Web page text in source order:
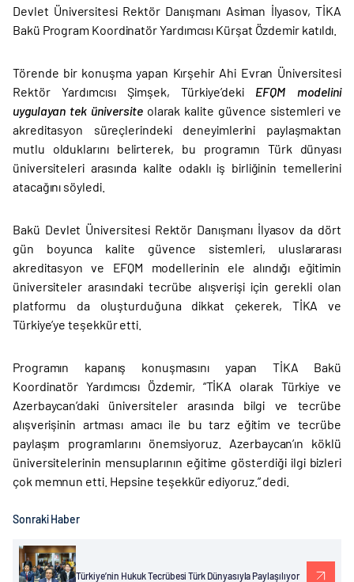
Devlet Üniversitesi Rektör Danışmanı Asiman İlyasov, TİKA
Bakü Program Koordinatör Yardımcısı Kürşat Özdemir katıldı.
Törende bir konuşma yapan Kırşehir Ahi Evran Üniversitesi
Rektör Yardımcısı Şimşek, Türkiye’deki EFQM modelini
uygulayan tek üniversite olarak kalite güvence sistemleri ve
akreditasyon süreçlerindeki deneyimlerini paylaşmaktan
mutlu olduklarını belirterek, bu programın Türk dünyası
üniversiteleri arasında kalite odaklı iş birliğinin temellerini
atacağını söyledi.
Bakü Devlet Üniversitesi Rektör Danışmanı İlyasov da dört
gün boyunca kalite güvence sistemleri, uluslararası
akreditasyon ve EFQM modellerinin ele alındığı eğitimin
üniversiteler arasındaki tecrübe alışverişi için gerekli olan
platformu da oluşturduğuna dikkat çekerek, TİKA ve
Türkiye’ye teşekkür etti.
Programın kapanış konuşmasını yapan TİKA Bakü
Koordinatör Yardımcısı Özdemir, “TİKA olarak Türkiye ve
Azerbaycan’daki üniversiteler arasında bilgi ve tecrübe
alışverişinin artması amacı ile bu tarz eğitim ve tecrübe
paylaşım programlarını önemsiyoruz. Azerbaycan’ın köklü
üniversitelerinin mensuplarının eğitime gösterdiği ilgi bizleri
çok memnun etti. Hepsine teşekkür ediyoruz.” dedi.
Sonraki Haber
Türkiye’nin Hukuk Tecrübesi Türk Dünyasıyla Paylaşılıyor